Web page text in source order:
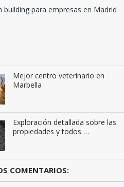
Mejor centro veterinario en
Marbella
Exploración detallada sobre las
propiedades y todos …
COMENTARIOS: